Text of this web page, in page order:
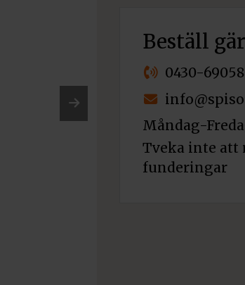
Beställ
0430-
Måndag-
Tveka inte att
funderingar